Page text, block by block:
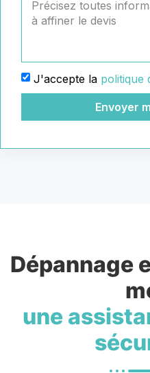
J'accepte la politique
Envoyer
Dépannage
une